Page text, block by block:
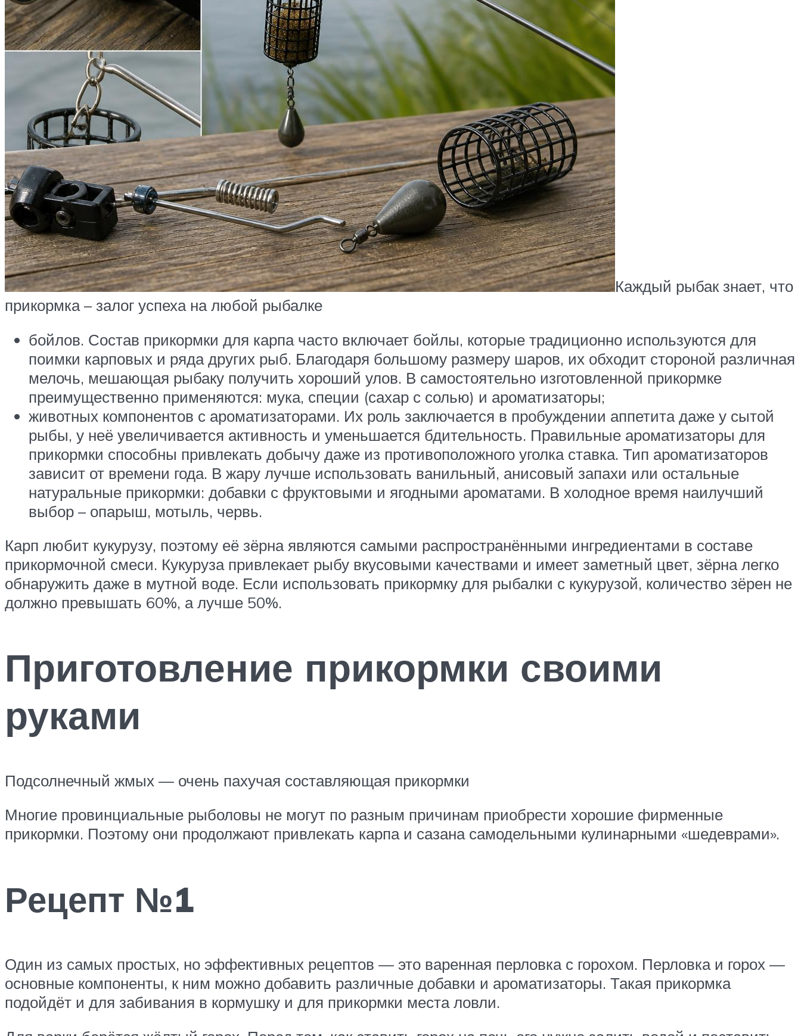
Каждый рыбак знает, что
прикормка – залог успеха на любой рыбалке
бойлов. Состав прикормки для карпа часто включает бойлы, которые традиционно используются для
поимки карповых и ряда других рыб. Благодаря большому размеру шаров, их обходит стороной различная
мелочь, мешающая рыбаку получить хороший улов. В самостоятельно изготовленной прикормке
преимущественно применяются: мука, специи (сахар с солью) и ароматизаторы;
животных компонентов с ароматизаторами. Их роль заключается в пробуждении аппетита даже у сытой
рыбы, у неё увеличивается активность и уменьшается бдительность. Правильные ароматизаторы для
прикормки способны привлекать добычу даже из противоположного уголка ставка. Тип ароматизаторов
зависит от времени года. В жару лучше использовать ванильный, анисовый запахи или остальные
натуральные прикормки: добавки с фруктовыми и ягодными ароматами. В холодное время наилучший
выбор – опарыш, мотыль, червь.
Карп любит кукурузу, поэтому её зёрна являются самыми распространёнными ингредиентами в составе
прикормочной смеси. Кукуруза привлекает рыбу вкусовыми качествами и имеет заметный цвет, зёрна легко
обнаружить даже в мутной воде. Если использовать прикормку для рыбалки с кукурузой, количество зёрен не
должно превышать 60%, а лучше 50%.
Приготовление прикормки своими
руками
Подсолнечный жмых — очень пахучая составляющая прикормки
Многие провинциальные рыболовы не могут по разным причинам приобрести хорошие фирменные
прикормки. Поэтому они продолжают привлекать карпа и сазана самодельными кулинарными «шедеврами».
Рецепт №1
Один из самых простых, но эффективных рецептов — это варенная перловка с горохом. Перловка и горох —
основные компоненты, к ним можно добавить различные добавки и ароматизаторы. Такая прикормка
подойдёт и для забивания в кормушку и для прикормки места ловли.